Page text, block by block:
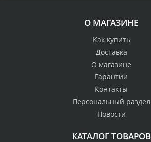
О МАГАЗИНЕ
Как купить
Доставка
О магазине
Гарантии
Контакты
Персональный раздел
Новости
КАТАЛОГ ТОВАРОВ